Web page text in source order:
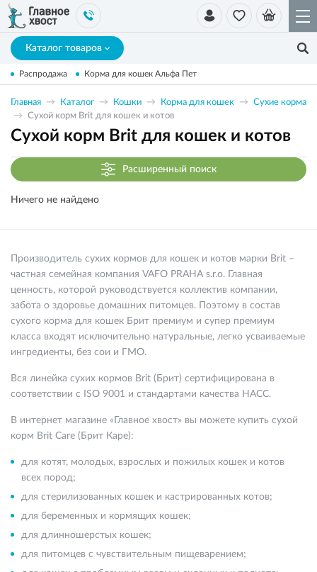
Каталог товаров
Распродажа Корма для кошек Альфа Пет
Главная Каталог Кошки Корма для кошек
Сухие корма
Сухой корм Brit для кошек и котов
Сухой корм Brit для кошек и котов
Расширенный поиск
Ничего не найдено
Производитель сухих кормов для кошек и котов марки Brit –
частная семейная компания VAFO PRAHA s.r.o. Главная
ценность, которой руководствуется коллектив компании,
забота о здоровье домашних питомцев. Поэтому в состав
сухого корма для кошек Брит премиум и супер премиум
класса входят исключительно натуральные, легко усваиваемые
ингредиенты, без сои и ГМО.
Вся линейка сухих кормов Brit (Брит) сертифицирована в
соответствии с ISO 9001 и стандартами качества НАСС.
В интернет магазине «Главное хвост» вы можете купить сухой
корм Brit Care (Брит Каре):
для котят, молодых, взрослых и пожилых кошек и котов
всех пород;
для стерилизованных кошек и кастрированных котов;
для беременных и кормящих кошек;
для длинношерстых кошек;
для питомцев с чувствительным пищеварением;